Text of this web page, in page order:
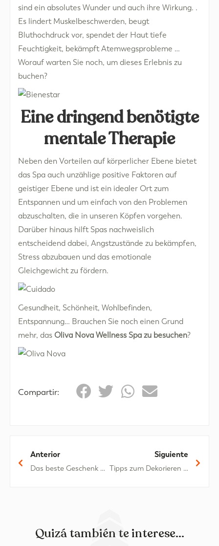
sind ein absolutes Wunder und auch ihre Wirkung. .
Es lindert Muskelbeschwerden, beugt
Bluthochdruck vor, spendet der Haut tiefe
Feuchtigkeit, bekämpft Atemwegsprobleme …
Worauf warten Sie noch, um dieses Erlebnis zu
buchen?
Eine dringend benötigte
mentale Therapie
Neben den Vorteilen auf körperlicher Ebene bietet
das Spa auch unzählige positive Faktoren auf
geistiger Ebene und ist ein idealer Ort zum
Entspannen und um einfach von den Problemen
abzuschalten, die in unseren Köpfen vorgehen.
Darüber hinaus hilft Spas nachweislich
entscheidend dabei, Angstzustände zu bekämpfen,
Stress abzubauen und das emotionale
Gleichgewicht zu fördern.
Gesundheit, Schönheit, Wohlbefinden,
Entspannung… Brauchen Sie noch einen Grund
mehr, das Oliva Nova Wellness Spa zu besuchen?
Compartir:
Anterior
Das beste Geschenk der Heiligen Drei Könige ist Oliva Nova
Siguiente
Tipps zum Dekorieren eines kleinen Hauses
Quizá también te interese...